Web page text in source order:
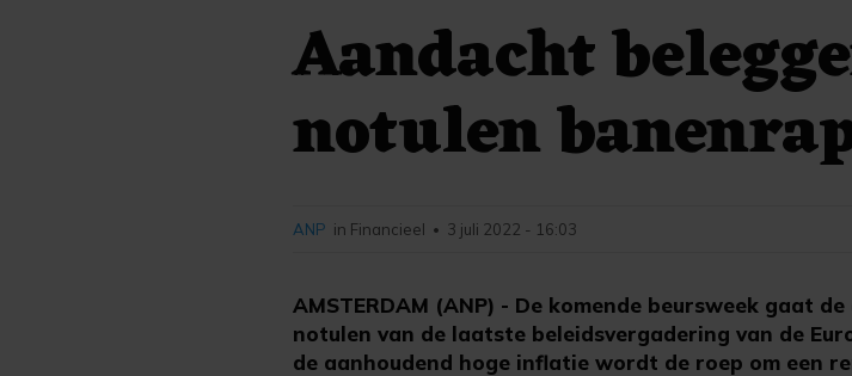
Aandacht
notulen
AMSTERDAM (ANP) - De komende beursweek gaat
notulen van de laatste beleidsvergadering van de
de aanhoudend hoge inflatie wordt de roep om een
ANP in Financieel • 3 juli 2022 - 16:03